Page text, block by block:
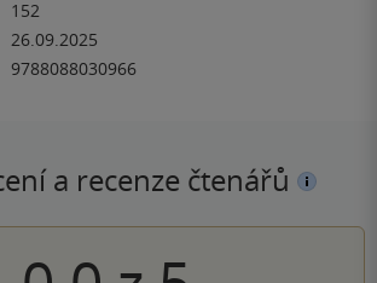
152
26.09.2025
9788088030966
a recenze čtenářů